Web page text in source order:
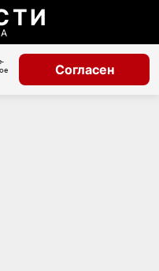
Согласен